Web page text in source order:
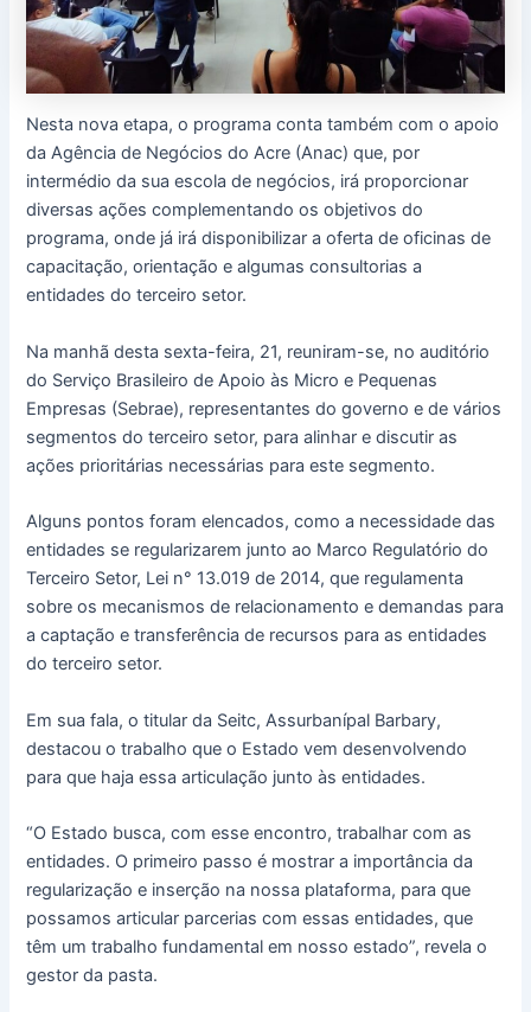
Nesta nova etapa, o programa conta também com o apoio
da Agência de Negócios do Acre (Anac) que, por
intermédio da sua escola de negócios, irá proporcionar
diversas ações complementando os objetivos do
programa, onde já irá disponibilizar a oferta de oficinas de
capacitação, orientação e algumas consultorias a
entidades do terceiro setor.
Na manhã desta sexta-feira, 21, reuniram-se, no auditório
do Serviço Brasileiro de Apoio às Micro e Pequenas
Empresas (Sebrae), representantes do governo e de vários
segmentos do terceiro setor, para alinhar e discutir as
ações prioritárias necessárias para este segmento.
Alguns pontos foram elencados, como a necessidade das
entidades se regularizarem junto ao Marco Regulatório do
Terceiro Setor, Lei n° 13.019 de 2014, que regulamenta
sobre os mecanismos de relacionamento e demandas para
a captação e transferência de recursos para as entidades
do terceiro setor.
Em sua fala, o titular da Seitc, Assurbanípal Barbary,
destacou o trabalho que o Estado vem desenvolvendo
para que haja essa articulação junto às entidades.
“O Estado busca, com esse encontro, trabalhar com as
entidades. O primeiro passo é mostrar a importância da
regularização e inserção na nossa plataforma, para que
possamos articular parcerias com essas entidades, que
têm um trabalho fundamental em nosso estado”, revela o
gestor da pasta.